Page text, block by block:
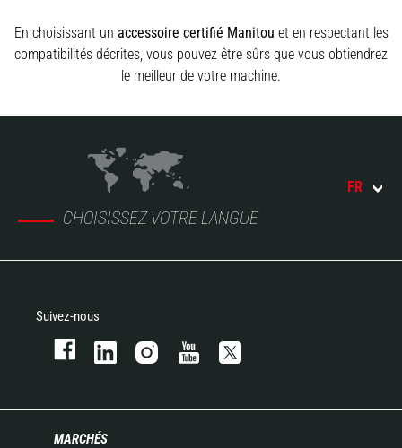
En choisissant un accessoire certifié Manitou et en respectant les
compatibilités décrites, vous pouvez être sûrs que vous obtiendrez
le meilleur de votre machine.
CHOISISSEZ VOTRE LANGUE
FR
Suivez-nous
MARCHÉS